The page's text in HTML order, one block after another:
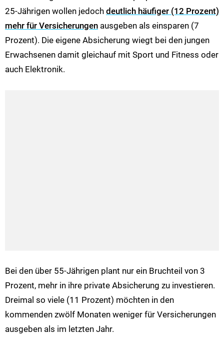
25-Jährigen wollen jedoch deutlich häufiger (12 Prozent)
mehr für Versicherungen ausgeben als einsparen (7
Prozent). Die eigene Absicherung wiegt bei den jungen
Erwachsenen damit gleichauf mit Sport und Fitness oder
auch Elektronik.
Bei den über 55-Jährigen plant nur ein Bruchteil von 3
Prozent, mehr in ihre private Absicherung zu investieren.
Dreimal so viele (11 Prozent) möchten in den
kommenden zwölf Monaten weniger für Versicherungen
ausgeben als im letzten Jahr.